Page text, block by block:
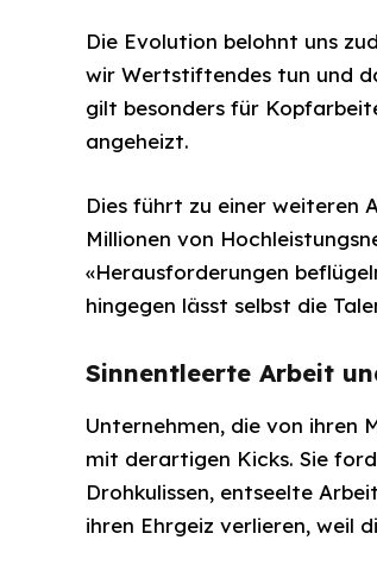
Die Evolution belohnt uns
wir Wertstiftendes tun und
gilt besonders für
angeheizt.
Dies führt zu einer weiteren
Millionen von
«Herausforderungen
hingegen lässt selbst die
Sinnentleerte Arbeit
Unternehmen, die von ihren
mit derartigen Kicks. Sie
Drohkulissen, entseelte
ihren Ehrgeiz verlieren, weil